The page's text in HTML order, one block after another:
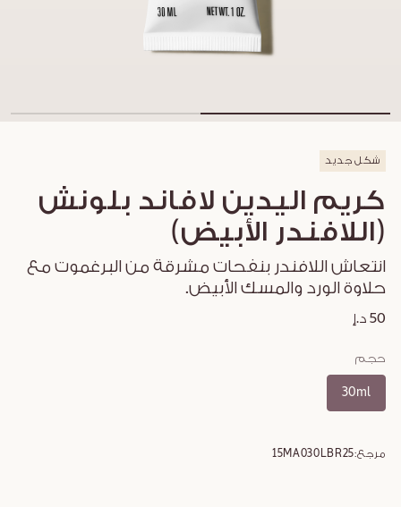
شكل جديد
كريم اليدين لافاند بلونش
(اللافندر الأبيض)
انتعاش اللافندر بنفحات مشرقة من البرغموت مع
حلاوة الورد والمسك الأبيض.
50 د.إ
حجم
30ml
مرجع:15MA030LBR25